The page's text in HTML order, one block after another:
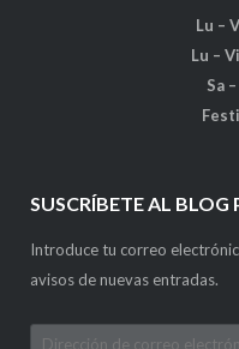
Lu –
Lu –
Sa
SUSCRÍBETE AL
Introduce tu correo
avisos de nuevas entradas.
Dirección